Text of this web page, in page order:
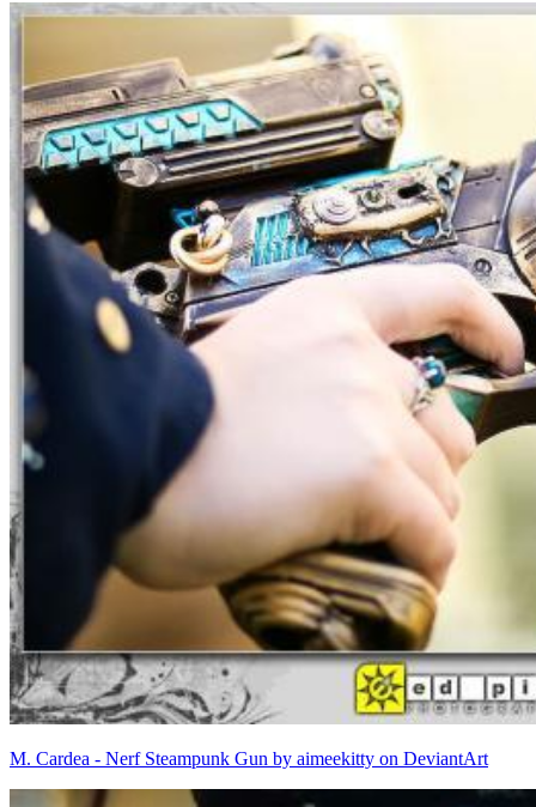
M. Cardea - Nerf Steampunk Gun by aimeekitty on DeviantArt